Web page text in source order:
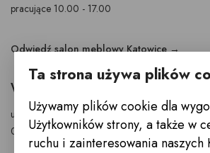
pracujące 10.00 - 17.00
Odwiedź salon meblowy Katowice →
WARSZAWA
ul. Puławska 326 - budynek Enel-Med
02-819 Warszawa
Ta strona używa plików
Używamy plików cookie dla
Użytkowników strony, a także w
ruchu i zainteresowania naszych